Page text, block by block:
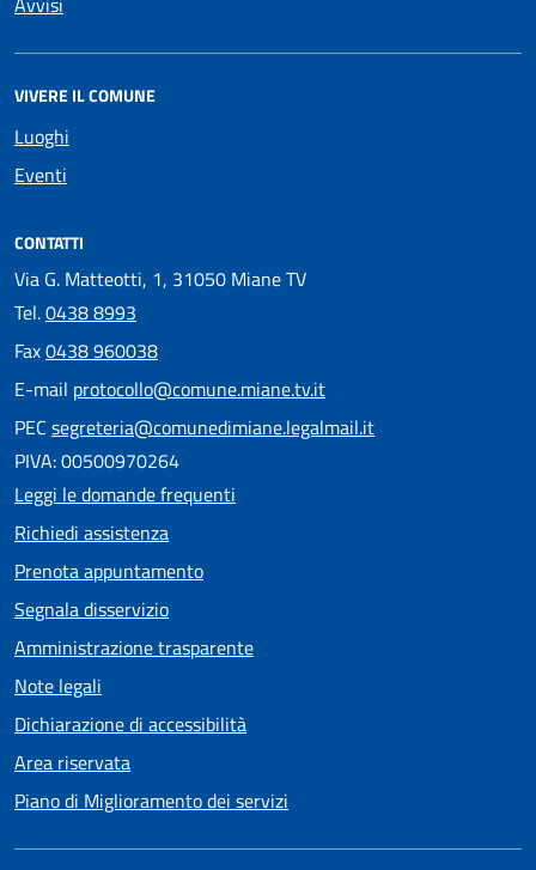
VIVERE IL COMUNE
Luoghi
Eventi
CONTATTI
Via G. Matteotti, 1, 31050 Miane TV
Tel.0438 8993
Fax0438 960038
E-mail protocollo@comune.miane.tv.it
PEC segreteria@comunedimiane.legalmail.it
PIVA: 00500970264
Leggi le domande frequenti
Richiedi assistenza
Prenota appuntamento
Segnala disservizio
Amministrazione trasparente
Note legali
Dichiarazione di accessibilità
Area riservata
Piano di Miglioramento dei servizi